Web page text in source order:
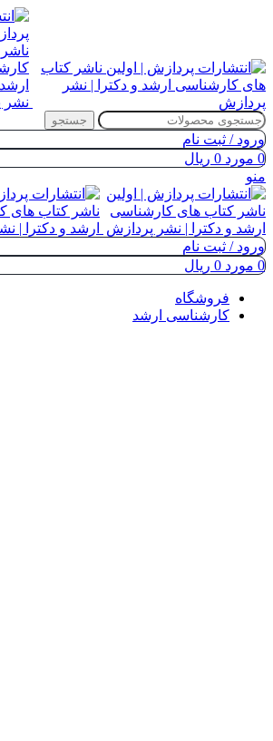
جستجو
ورود / ثبت نام
0 مورد 0 ریال
منو
ورود / ثبت نام
0 مورد 0 ریال
فروشگاه
کارشناسی ارشد